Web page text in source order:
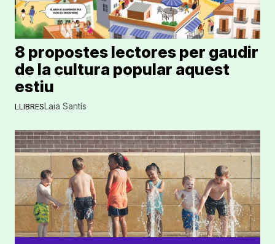
LLIBRES
8 propostes lectores per gaudir
de la cultura popular aquest
estiu
Laia Santís